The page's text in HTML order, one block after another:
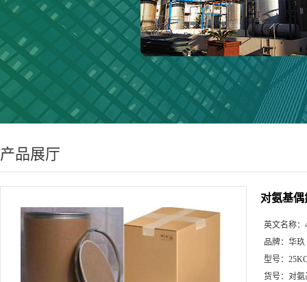
产品展厅
对氨基
英文名称：
品牌： 华玖
型号：
货号： 对氨